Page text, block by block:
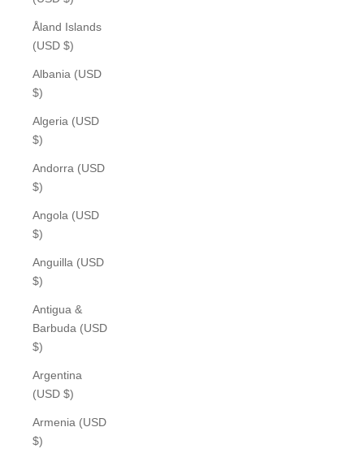
Åland Islands
(USD $)
Albania (USD
$)
Algeria (USD
$)
Andorra (USD
$)
Angola (USD
$)
Anguilla (USD
$)
Antigua &
Barbuda (USD
$)
Argentina
(USD $)
Armenia (USD
$)